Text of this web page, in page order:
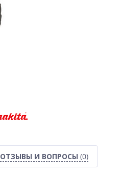
ОТЗЫВЫ И ВОПРОСЫ (0)